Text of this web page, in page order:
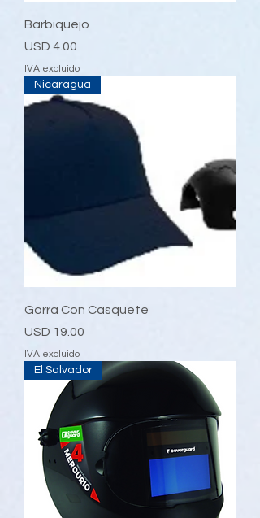
Barbiquejo
Precio
USD 4.00
IVA excluido
Nicaragua
Gorra Con Casquete
Precio
USD 19.00
IVA excluido
El Salvador